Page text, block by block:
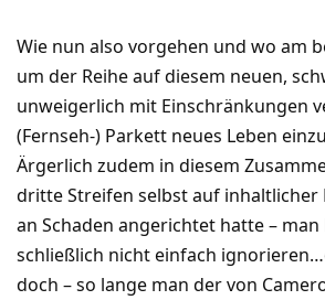
Wie nun also vorgehen und wo am
um der Reihe auf diesem neuen,
unweigerlich mit Einschränkungen
(Fernseh-) Parkett neues Leben
Ärgerlich zudem in diesem
dritte Streifen selbst auf inhaltlicher
an Schaden angerichtet hatte – man
schließlich nicht einfach
doch – so lange man der von